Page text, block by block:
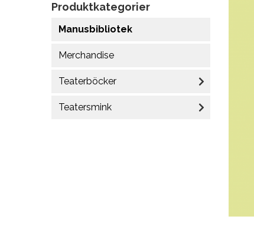
Produktkategorier
Manusbibliotek
Merchandise
Teaterböcker
Teatersmink